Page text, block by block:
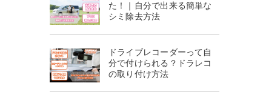
た！｜自分で出来る簡単な
シミ除去方法
ドライブレコーダーって自
分で付けられる？ドラレコ
の取り付け方法